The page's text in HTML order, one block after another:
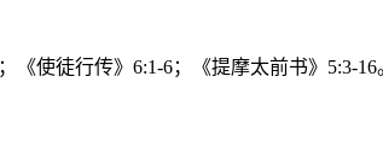
；《使徒行传》6:1-6；《提摩太前书》 5:3-16